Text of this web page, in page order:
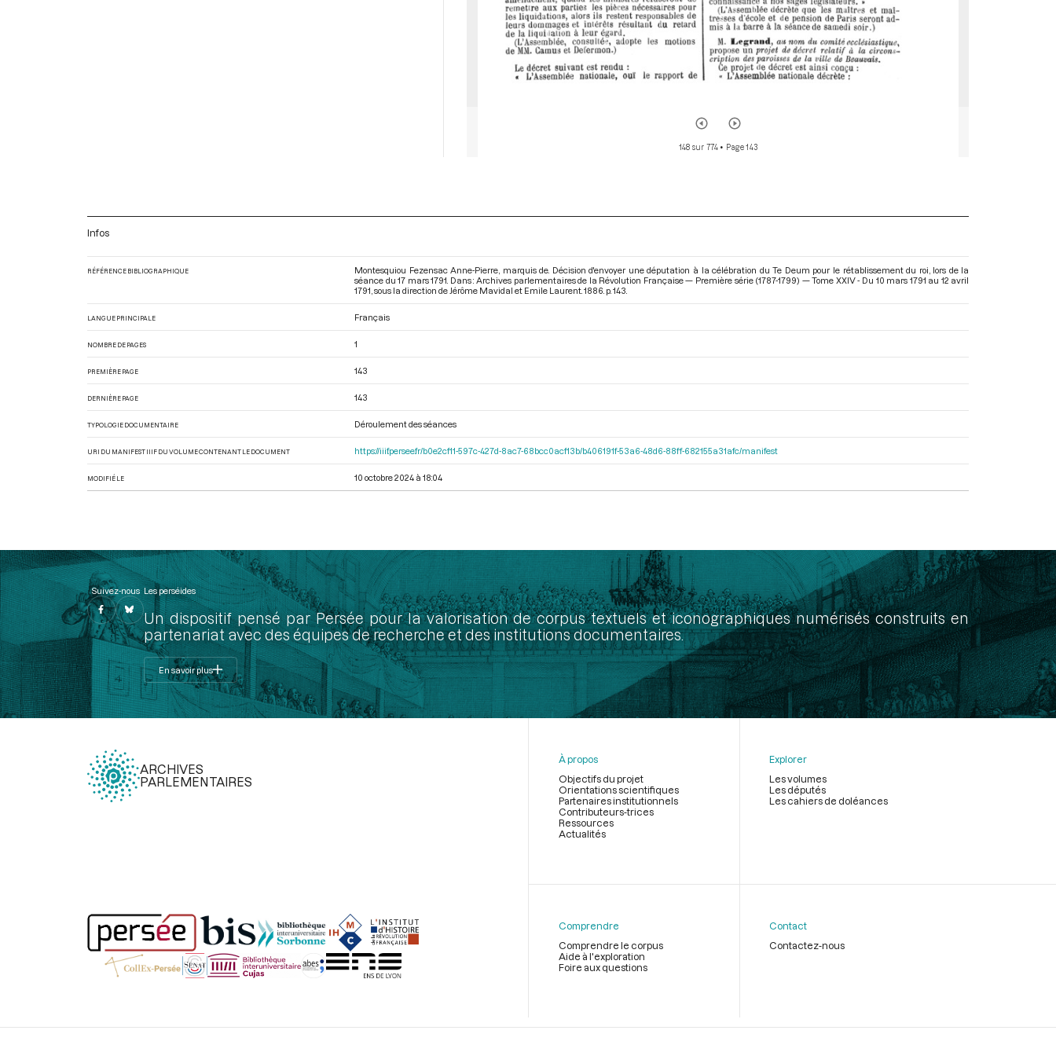
148 sur 774• Page 143
Infos
RÉFÉRENCE BIBLIOGRAPHIQUE
Montesquiou Fezensac Anne-Pierre, marquis de. Décision d'envoyer une députation à la célébration du Te Deum pour le rétablissement du roi, lors de la
séance du 17 mars 1791. Dans : Archives parlementaires de la Révolution Française — Première série (1787-1799) — Tome XXIV - Du 10 mars 1791 au 12 avril
1791 , sous la direction de Jérôme Mavidal et Emile Laurent. 1886. p. 143.
LANGUE PRINCIPALE Français
NOMBRE DE PAGES 1
PREMIÈRE PAGE 143
DERNIÈRE PAGE 143
TYPOLOGIE DOCUMENTAIRE Déroulement des séances
URI DU MANIFEST IIIF DU VOLUME CONTENANT LE DOCUMENT https://iiif.persee.fr/b0e2cf11-597c-427d-8ac7-68bcc0acf13b/b406191f-53a6-48d6-88ff-682155a31afc/manifest
MODIFIÉ LE 10 octobre 2024 à 18:04
Suivez-nous Les perséides
Un dispositif pensé par Persée pour la valorisation de corpus textuels et iconographiques numérisés construits en
partenariat avec des équipes de recherche et des institutions documentaires.
En savoir plus
ARCHIVES
PARLEMENTAIRES
page
À propos
Objectifs du projet
Orientations scientifiques
Partenaires institutionnels
Contributeurs-trices
Ressources
Actualités
Explorer
Les volumes
Les députés
Les cahiers de doléances
Comprendre
Comprendre le corpus
Aide à l'exploration
Foire aux questions
Contact
Contactez-nous
Légal